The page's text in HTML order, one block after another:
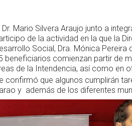
Dr. Mario Silvera Araujo junto a
de la actividad en la que la
Social, Dra. Mónica
beneficiarios comienzan partir de
de la Intendencia, así como en
confirmó que algunos cumplirán
y además de los diferentes